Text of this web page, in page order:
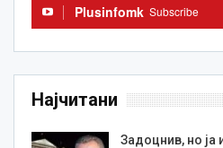
Plusinfomk Subscribe
Најчитани
Задоцнив, но ја